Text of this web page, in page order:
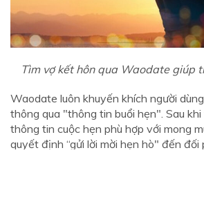
Tìm vợ kết hôn qua Waodate giúp
Waodate luôn khuyến khích người
thông qua "thông tin buổi hẹn". Sau
thông tin cuộc hẹn phù hợp với mong
quyết định “gửi lời mời hẹn hò" đến đối